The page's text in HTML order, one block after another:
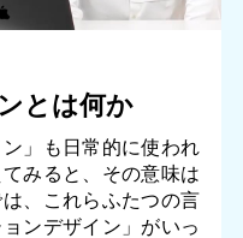
とは何か
」も日常的に使われ
みると、その意味は
、これらふたつの言
ンデザイン」がいっ